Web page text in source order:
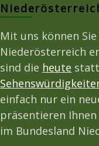
Mit uns können
Niederösterreich
sind die heute
einfach nur ein
präsentieren
im Bundesland